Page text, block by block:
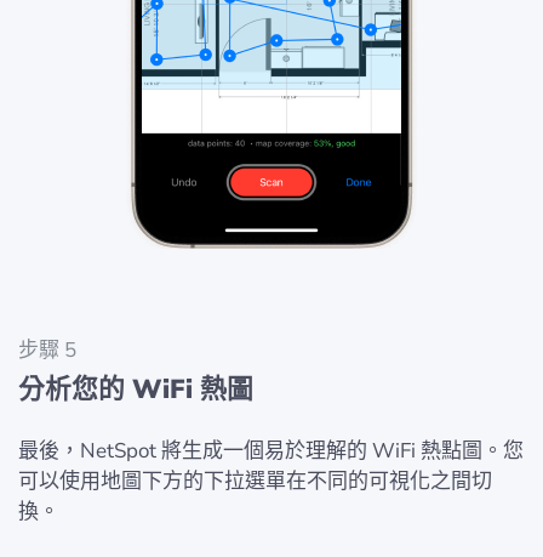
步驟 5
分析您的 WiFi 熱圖
最後，NetSpot 將生成一個易於理解的 WiFi 熱點圖。您
可以使用地圖下方的下拉選單在不同的可視化之間切
換。